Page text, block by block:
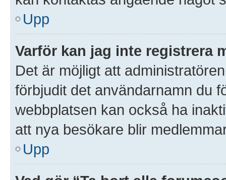
Upp
Varför kan jag inte registrera
Det är möjligt att
förbjudit det användarnamn du
webbplatsen kan också ha
att nya besökare blir
Upp